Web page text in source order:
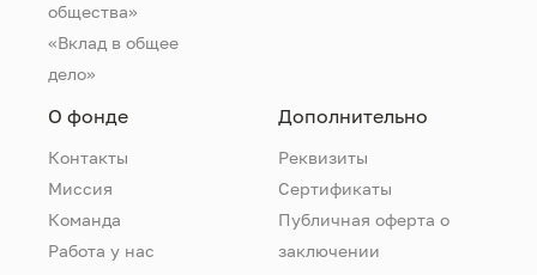
общества»
«Вклад в общее
дело»
О фонде
Контакты
Миссия
Команда
Работа у нас
Дополнительно
Реквизиты
Сертификаты
Публичная оферта о
заключении